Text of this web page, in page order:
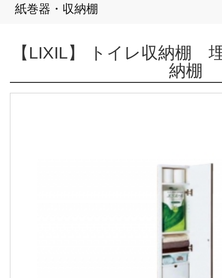
紙巻器・収納棚
【LIXIL】 トイレ収納棚
納棚